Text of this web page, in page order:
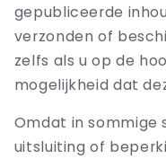
gepubliceerde
verzonden of
zelfs als u op de
mogelijkheid dat
Omdat in
uitsluiting of